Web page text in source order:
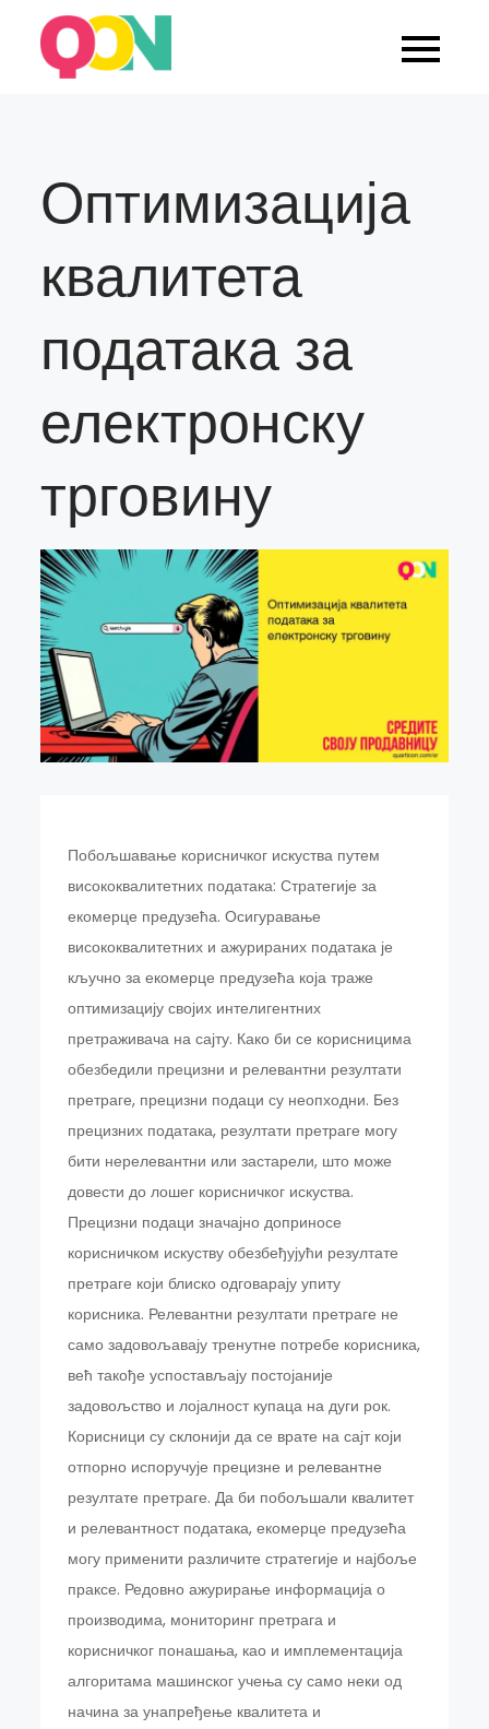
content
Blog Quarticon
Оптимизација
квалитета
података за
електронску
трговину
Побољшавање корисничког искуства путем
висококвалитетних података: Стратегије за
екомерце предузећа. Осигуравање
висококвалитетних и ажурираних података је
кључно за екомерце предузећа која траже
оптимизацију својих интелигентних
претраживача на сајту. Како би се корисницима
обезбедили прецизни и релевантни резултати
претраге, прецизни подаци су неопходни. Без
прецизних података, резултати претраге могу
бити нерелевантни или застарели, што може
довести до лошег корисничког искуства.
Прецизни подаци значајно доприносе
корисничком искуству обезбеђујући резултате
претраге који блиско одговарају упиту
корисника. Релевантни резултати претраге не
само задовољавају тренутне потребе корисника,
већ такође успостављају постојаније
задовољство и лојалност купаца на дуги рок.
Корисници су склонији да се врате на сајт који
отпорно испоручује прецизне и релевантне
резултате претраге. Да би побољшали квалитет
и релевантност података, екомерце предузећа
могу применити различите стратегије и најбоље
праксе. Редовно ажурирање информација о
производима, мониторинг претрага и
корисничког понашања, као и имплементација
алгоритама машинског учења су само неки од
начина за унапређење квалитета и